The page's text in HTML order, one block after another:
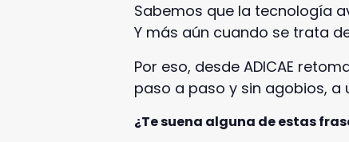
Sabemos que la tecnología
Y más aún cuando se trata
Por eso, desde ADICAE
paso a paso y sin agobios,
¿Te suena alguna de estas